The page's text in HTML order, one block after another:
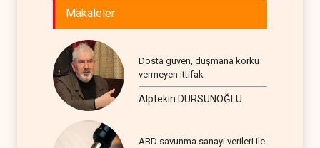
Makaleler
Dosta güven, düşmana korku
vermeyen ittifak
Alptekin DURSUNOĞLU
ABD savunma sanayi verileri ile